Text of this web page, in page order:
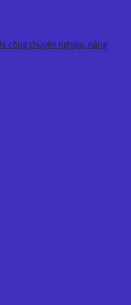
công chuyên nghiệp, nâng